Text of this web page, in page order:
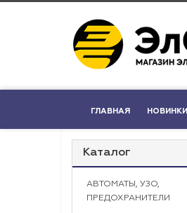
ГЛАВНАЯ НОВИНКИ
Каталог
АВТОМАТЫ, УЗО,
ПРЕДОХРАНИТЕЛИ